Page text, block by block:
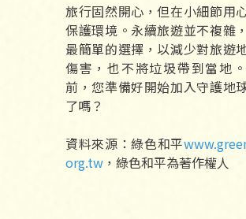
旅行固然開心，但在小細節用
保護環境。永續旅遊並不複雜
最簡單的選擇，以減少對旅遊
傷害，也不將垃圾帶到當地
前，您準備好開始加入守護地
了嗎？
資料來源：綠色和平
org.tw ，綠色和平為著作權人